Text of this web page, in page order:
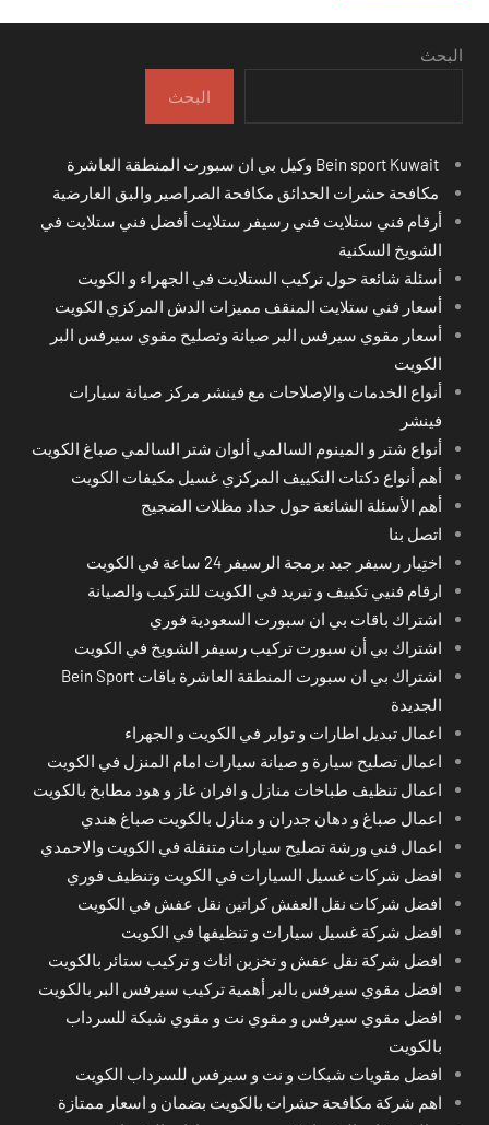
البحث
البحث
مكافحة حشرات الحدائق مكافحة الصراصير والبق العارضية
أرقام فني ستلايت فني رسيفر ستلايت أفضل فني ستلايت في
الشويخ السكنية
أسئلة شائعة حول تركيب الستلايت في الجهراء و الكويت
أسعار فني ستلايت المنقف مميزات الدش المركزي الكويت
أسعار مقوي سيرفس البر صيانة وتصليح مقوي سيرفس البر
الكويت
أنواع الخدمات والإصلاحات مع فينشر مركز صيانة سيارات
فينشر
أنواع شتر و المينوم السالمي ألوان شتر السالمي صباغ الكويت
أهم أنواع دكتات التكييف المركزي غسيل مكيفات الكويت
أهم الأسئلة الشائعة حول حداد مظلات الضجيج
اتصل بنا
اختِيار رسيفر جيد برمجة الرسيفر 24 ساعة في الكويت
ارقام فنيي تكييف و تبريد في الكويت للتركيب والصيانة
اشتراك باقات بي ان سبورت السعودية فوري
اشتراك بي أن سبورت تركيب رسيفر الشويخ في الكويت
اشتراك بي ان سبورت المنطقة العاشرة باقات Bein Sport
الجديدة
اعمال تبديل اطارات و تواير في الكويت و الجهراء
اعمال تصليح سيارة و صيانة سيارات امام المنزل في الكويت
اعمال تنظيف طباخات منازل و افران غاز و هود مطابخ بالكويت
اعمال صباغ و دهان جدران و منازل بالكويت صباغ هندي
اعمال فني ورشة تصليح سيارات متنقلة في الكويت والاحمدي
افضل شركات غسيل السيارات في الكويت وتنظيف فوري
افضل شركات نقل العفش كراتين نقل عفش في الكويت
افضل شركة غسيل سيارات و تنظيفها في الكويت
افضل شركة نقل عفش و تخزين اثاث و تركيب ستائر بالكويت
افضل مقوي سيرفس بالبر أهمية تركيب سيرفس البر بالكويت
افضل مقوي سيرفس و مقوي نت و مقوي شبكة للسرداب
بالكويت
افضل مقويات شبكات و نت و سيرفس للسرداب الكويت
اهم شركة مكافحة حشرات بالكويت بضمان و اسعار ممتازة